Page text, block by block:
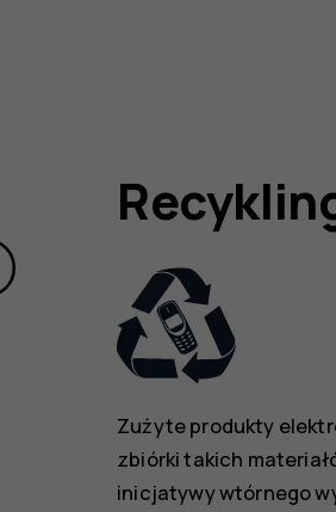
Zużyte produkty
zbiórki takich
inicjatywy wtórnego